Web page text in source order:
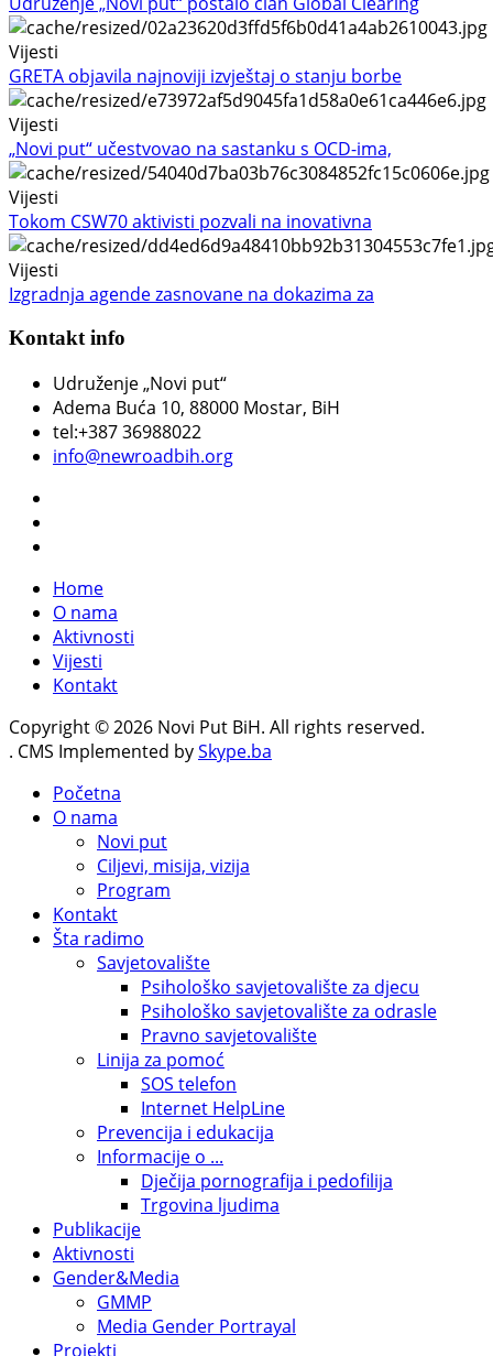
Vijesti
GRETA objavila najnoviji izvještaj o stanju borbe
Vijesti
„Novi put“ učestvovao na sastanku s OCD-ima,
Vijesti
Tokom CSW70 aktivisti pozvali na inovativna
Vijesti
Izgradnja agende zasnovane na dokazima za
Kontakt info
Udruženje „Novi put“
Adema Buća 10, 88000 Mostar, BiH
tel:+387 36988022
info@newroadbih.org
Home
O nama
Aktivnosti
Vijesti
Kontakt
Copyright © 2026 Novi Put BiH. All rights reserved.
. CMS Implemented bySkype.ba
Početna
O nama
Novi put
Ciljevi, misija, vizija
Program
Kontakt
Šta radimo
Savjetovalište
Psihološko savjetovalište za djecu
Psihološko savjetovalište za odrasle
Pravno savjetovalište
Linija za pomoć
SOS telefon
Internet HelpLine
Prevencija i edukacija
Informacije o ...
Dječija pornografija i pedofilija
Trgovina ljudima
Publikacije
Aktivnosti
Gender&Media
GMMP
Media Gender Portrayal
Projekti